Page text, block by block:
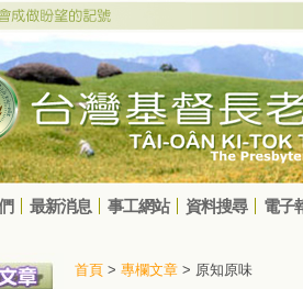
最新消息 事工網站 資料搜尋 電子
首頁 > 專欄文章 > 原知原味